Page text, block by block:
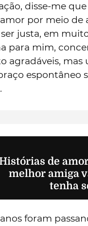
disse-me
por meio de
justa, em
para mim,
agradáveis, mas
espontâneo
de
melhor amiga
tenha
foram